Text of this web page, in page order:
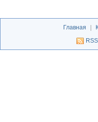
Главная
RSS